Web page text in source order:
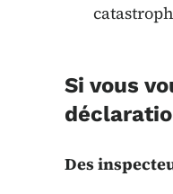
Si vous
Des